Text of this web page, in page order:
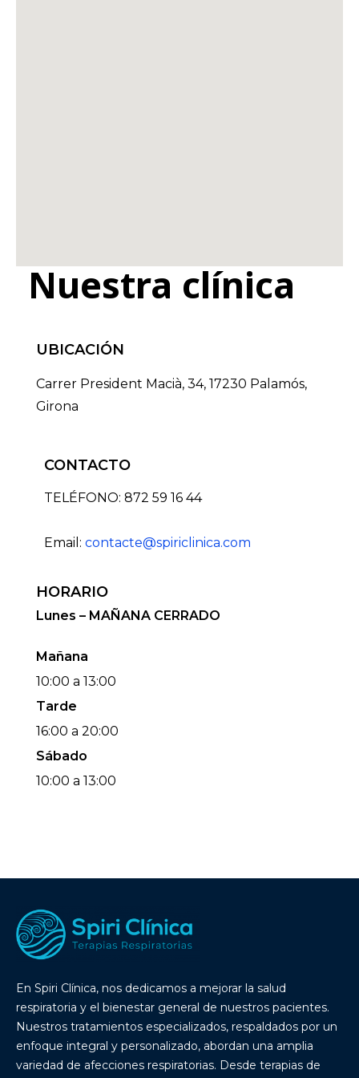
Nuestra clínica
UBICACIÓN
Carrer President Macià, 34, 17230 Palamós,
Girona
CONTACTO
TELÉFONO: 872 59 16 44
Email: contacte@spiriclinica.com
HORARIO
Lunes – MAÑANA CERRADO
Mañana
10:00 a 13:00
Tarde
16:00 a 20:00
Sábado
10:00 a 13:00
En Spiri Clínica, nos dedicamos a mejorar la salud
respiratoria y el bienestar general de nuestros pacientes.
Nuestros tratamientos especializados, respaldados por un
enfoque integral y personalizado, abordan una amplia
variedad de afecciones respiratorias. Desde terapias de